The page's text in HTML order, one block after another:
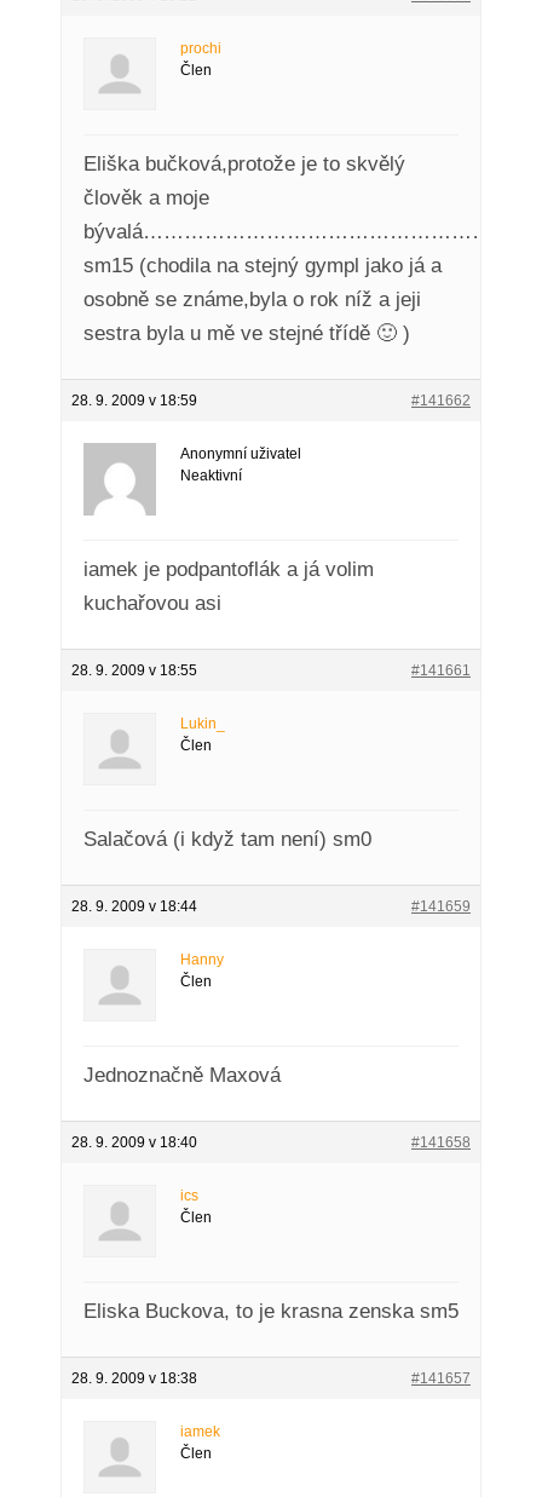
prochi
Člen
Eliška bučková,protože je to skvělý
člověk a moje
sm15 (chodila na stejný gympl jako já a
osobně se známe,byla o rok níž a jeji
sestra byla u mě ve stejné třídě 🙂 )
28. 9. 2009 v 18:59 #141662
Anonymní uživatel
Neaktivní
iamek je podpantoflák a já volim
kuchařovou asi
28. 9. 2009 v 18:55 #141661
Lukin_
Člen
Salačová (i když tam není) sm0
28. 9. 2009 v 18:44 #141659
Hanny
Člen
Jednoznačně Maxová
28. 9. 2009 v 18:40 #141658
ics
Člen
Eliska Buckova, to je krasna zenska sm5
28. 9. 2009 v 18:38 #141657
iamek
Člen